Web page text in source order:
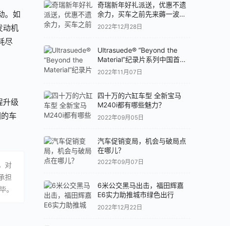
。如
动机
尽
升级
车
对
担
。
奇瑞新年好礼派送，优惠不遗
余力，买车之前先来薅一波羊
毛吧！
2022年12月28日
Ultrasuede® “Beyond the
Material”纪录片系列中国首发
专题论坛
2022年11月07日
四十万的六缸车型 全新宝马
M240i都有哪些魅力？
2022年09月05日
汽车促销变局，机会与破局点
在哪儿？
2022年09月07日
6米公交黑马出击，福田辉嘉
E6实力助推城市绿色出行
2022年12月22日